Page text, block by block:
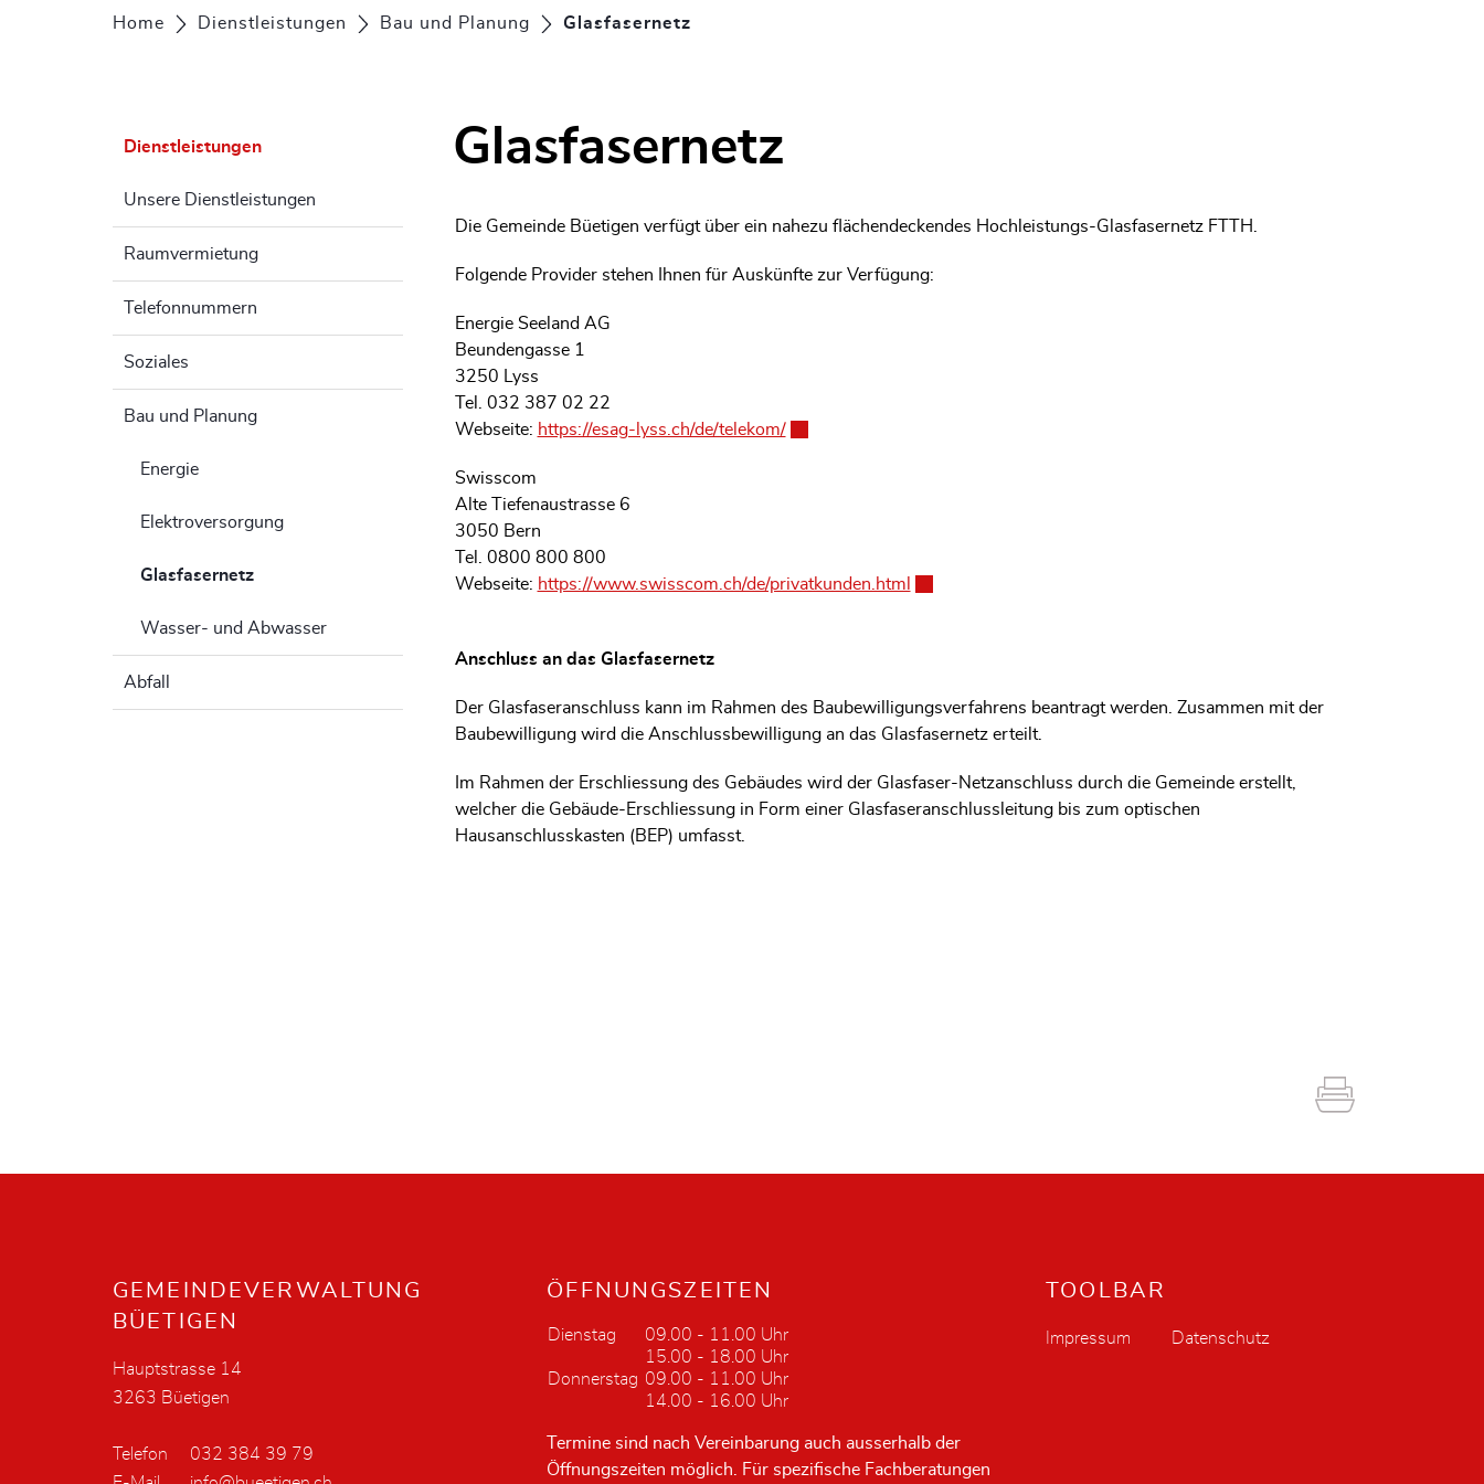
Home Dienstleistungen Bau und Planung Glasfasernetz
Dienstleistungen
Unsere Dienstleistungen
Raumvermietung
Telefonnummern
Soziales
Bau und Planung
Energie
Elektroversorgung
Glasfasernetz
Wasser- und Abwasser
Abfall
Glasfasernetz
Die Gemeinde Büetigen verfügt über ein nahezu flächendeckendes Hochleistungs-Glasfasernetz FTTH.
Folgende Provider stehen Ihnen für Auskünfte zur Verfügung:
Energie Seeland AG
Beundengasse 1
3250 Lyss
Tel. 032 387 02 22
Webseite: https://esag-lyss.ch/de/telekom/Externer Link wird in einem neuen Fenster geöffnet.
Swisscom
Alte Tiefenaustrasse 6
3050 Bern
Tel. 0800 800 800
Webseite: https://www.swisscom.ch/de/privatkunden.html
Anschluss an das Glasfasernetz
Der Glasfaseranschluss kann im Rahmen des Baubewilligungsverfahrens beantragt werden. Zusammen mit der
Baubewilligung wird die Anschlussbewilligung an das Glasfasernetz erteilt.
Im Rahmen der Erschliessung des Gebäudes wird der Glasfaser-Netzanschluss durch die Gemeinde erstellt,
welcher die Gebäude-Erschliessung in Form einer Glasfaseranschlussleitung bis zum optischen
Hausanschlusskasten (BEP) umfasst.
Fusszeile
GEMEINDEVERWALTUNG
BÜETIGEN
Hauptstrasse 14
3263 Büetigen
Telefon
032 384 39 79
ÖFFNUNGSZEITEN
Dienstag
09.00 - 11.00 Uhr
15.00 - 18.00 Uhr
Donnerstag 09.00 - 11.00 Uhr
14.00 - 16.00 Uhr
Termine sind nach Vereinbarung auch ausserhalb der
Öffnungszeiten möglich. Für spezifische Fachberatungen
TOOLBAR
Impressum Datenschutz